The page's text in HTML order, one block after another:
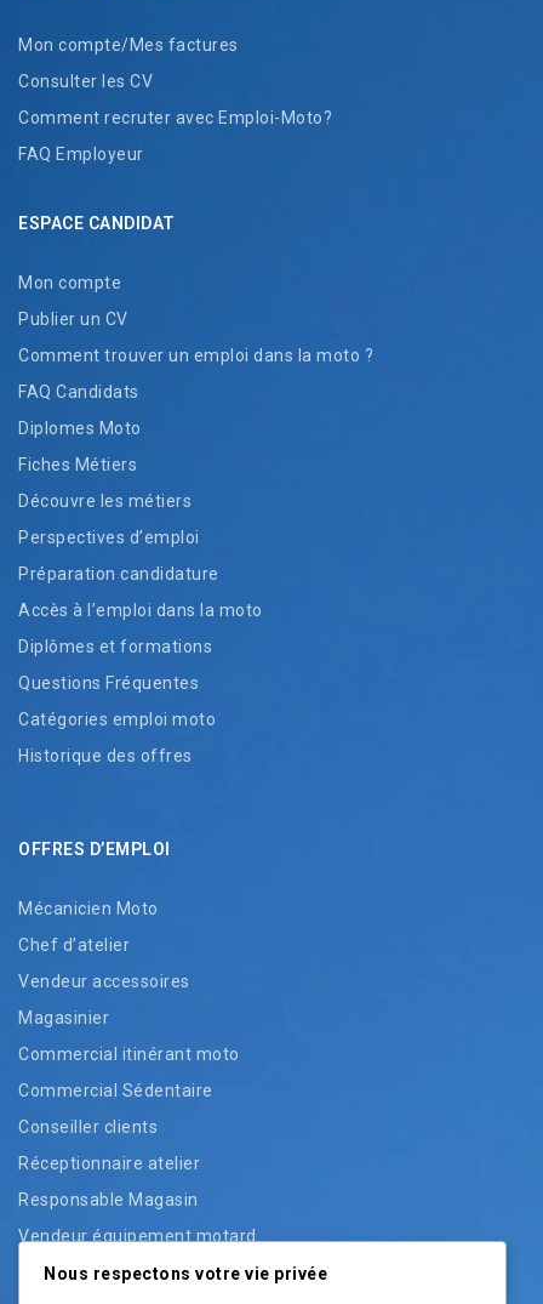
Mon compte/Mes factures
Consulter les CV
Comment recruter avec Emploi-Moto?
FAQ Employeur
ESPACE CANDIDAT
Mon compte
Publier un CV
Comment trouver un emploi dans la moto ?
FAQ Candidats
Diplomes Moto
Fiches Métiers
Découvre les métiers
Perspectives d’emploi
Préparation candidature
Accès à l’emploi dans la moto
Diplômes et formations
Questions Fréquentes
Catégories emploi moto
Historique des offres
OFFRES D’EMPLOI
Mécanicien Moto
Chef d’atelier
Vendeur accessoires
Magasinier
Commercial itinérant moto
Commercial Sédentaire
Conseiller clients
Réceptionnaire atelier
Responsable Magasin
Vendeur équipement motard
Vendeur pièces
Nous respectons votre vie privée